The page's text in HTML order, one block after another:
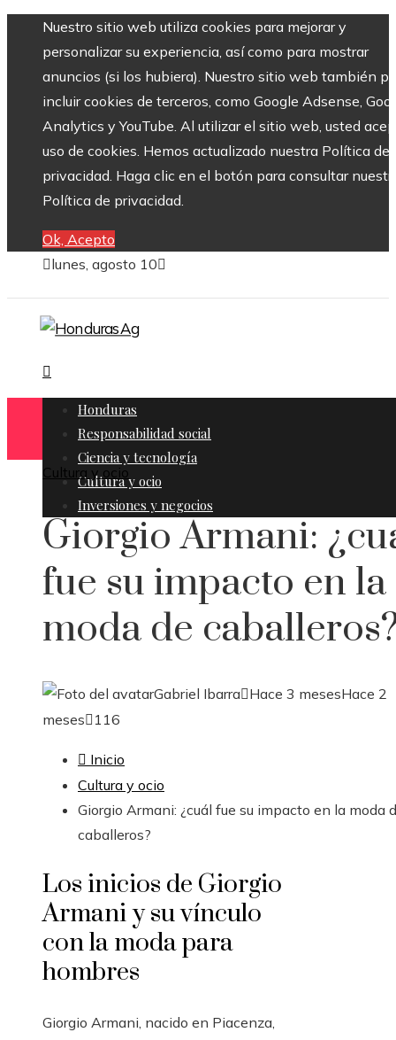
Nuestro sitio web utiliza cookies para mejorar y
personalizar su experiencia, así como para mostrar
anuncios (si los hubiera). Nuestro sitio web también
incluir cookies de terceros, como Google Adsense,
Analytics y YouTube. Al utilizar el sitio web, usted
uso de cookies. Hemos actualizado nuestra Política de
privacidad. Haga clic en el botón para consultar
Política de privacidad.
Ok, Acepto
lunes, agosto 10
Honduras
Responsabilidad social
Ciencia y tecnología
Cultura y ocio
Inversiones y negocios
Cultura y ocio
Giorgio Armani:
fue su impacto en la
moda de
Gabriel Ibarra Hace 3 mesesHace 2
meses
116
Inicio
Cultura y ocio
Giorgio Armani: ¿cuál fue su impacto en la moda
caballeros?
Los inicios de Giorgio
Armani y su vínculo
con la moda para
hombres
Giorgio Armani, nacido en Piacenza,